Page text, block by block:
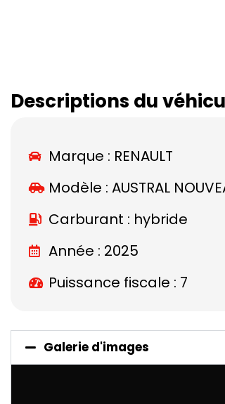
Descriptions du
Marque : RENAULT
Modèle : AUSTRAL
Carburant : hybride
Année : 2025
Puissance fiscale : 7
Galerie d'images